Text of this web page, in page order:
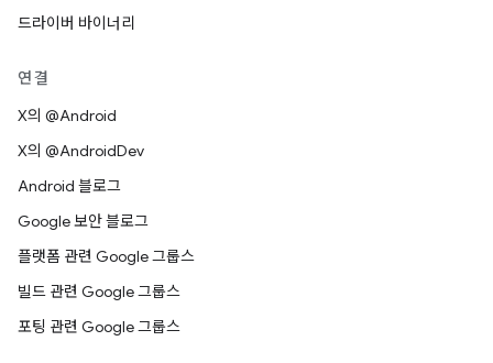
드라이버 바이너리
연결
X의 @Android
X의 @AndroidDev
Android 블로그
Google 보안 블로그
플랫폼 관련 Google 그룹스
빌드 관련 Google 그룹스
포팅 관련 Google 그룹스